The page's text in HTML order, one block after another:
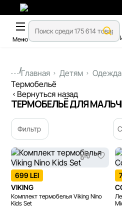
Меню
...Главная Детям
Одежда
Термобельё
Вернуться назад
ТЕРМОБЕЛЬЁ ДЛЯ
Фильтр
699 LEI
VIKING
Комплект термобелья Viking Nino
Kids Set